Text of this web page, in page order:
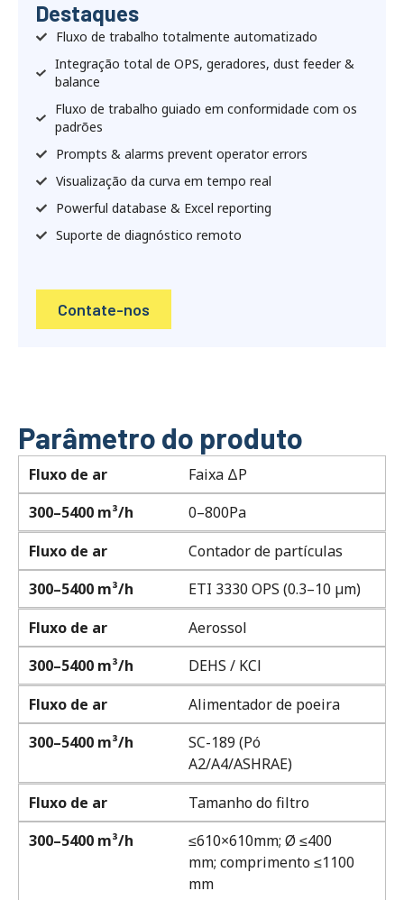
Destaques
Fluxo de trabalho totalmente automatizado
Integração total de OPS, geradores, dust feeder &
balance
Fluxo de trabalho guiado em conformidade com os
padrões
Prompts & alarms prevent operator errors
Visualização da curva em tempo real
Powerful database & Excel reporting
Suporte de diagnóstico remoto
Contate-nos
Parâmetro do produto
Fluxo de ar
Faixa ΔP
300–5400 m³/h
0–800Pa
Fluxo de ar
Contador de partículas
300–5400 m³/h
ETI 3330 OPS (0.3–10 µm)
Fluxo de ar
Aerossol
300–5400 m³/h
DEHS / KCl
Fluxo de ar
Alimentador de poeira
300–5400 m³/h
SC-189 (Pó
A2/A4/ASHRAE)
Fluxo de ar
Tamanho do filtro
300–5400 m³/h
≤610×610mm; Ø ≤400
mm; comprimento ≤1100
mm